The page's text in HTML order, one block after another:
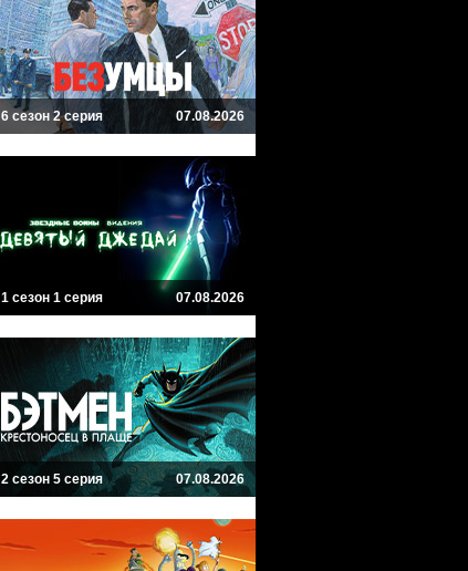
6 сезон 2 серия 07.08.2026
1 сезон 1 серия 07.08.2026
2 сезон 5 серия 07.08.2026